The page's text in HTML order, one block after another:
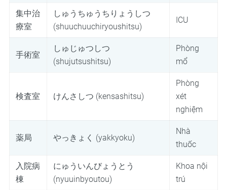
集中治
療室
しゅうちゅうちりょうしつ
(shuuchuuchiryoushitsu)
ICU
手術室
しゅじゅつしつ
(shujutsushitsu)
Phòng
mổ
検査室 けんさしつ (kensashitsu)
Phòng
xét
nghiệm
薬局 やっきょく (yakkyoku)
Nhà
thuốc
入院病
棟
にゅういんびょうとう
(nyuuinbyoutou)
Khoa nội
trú